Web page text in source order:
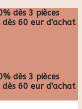
dès 3 pièces
60 eur d'achat
dès 3 pièces
60 eur d'achat